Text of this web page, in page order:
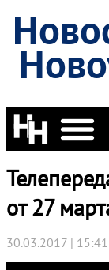
от 27
30.03.2017 | 15:41